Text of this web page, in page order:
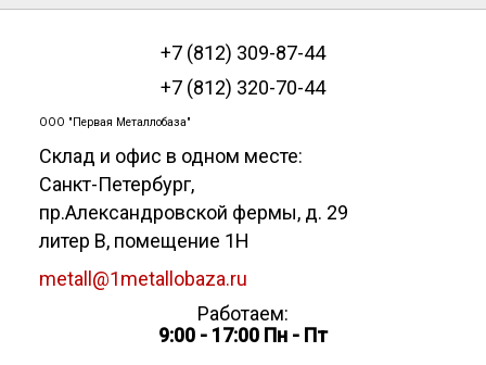
+7 (812) 309-87-44
+7 (812) 320-70-44
ООО "Первая Металлобаза"
Склад и офис в одном месте:
Санкт-Петербург,
пр.Александровской фермы, д. 29
литер В, помещение 1Н
metall@1metallobaza.ru
Работаем:
9:00 - 17:00 Пн - Пт